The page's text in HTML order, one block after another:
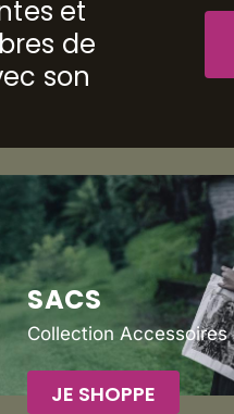
et
de
son
SACS
Collection Accessoires
JE SHOPPE